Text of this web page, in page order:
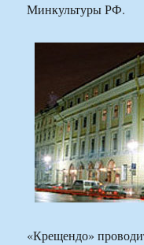
Минкультуры РФ.
«Крещендо»